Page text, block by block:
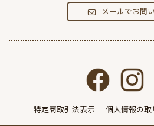
メールでお問
特定商取引法表示 個人情報の取